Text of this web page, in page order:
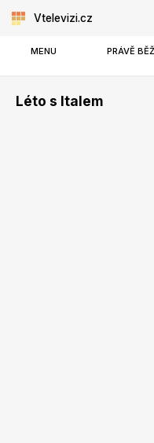
Vtelevizi.cz
MENU PRÁVĚ
Léto s Italem